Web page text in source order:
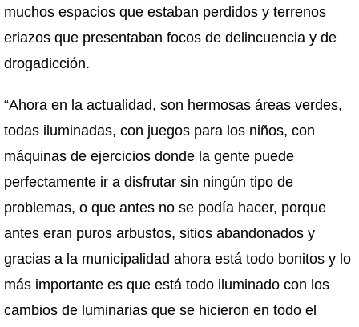
muchos espacios que estaban perdidos y terrenos
eriazos que presentaban focos de delincuencia y de
drogadicción.
“Ahora en la actualidad, son hermosas áreas verdes,
todas iluminadas, con juegos para los niños, con
máquinas de ejercicios donde la gente puede
perfectamente ir a disfrutar sin ningún tipo de
problemas, o que antes no se podía hacer, porque
antes eran puros arbustos, sitios abandonados y
gracias a la municipalidad ahora está todo bonitos y lo
más importante es que está todo iluminado con los
cambios de luminarias que se hicieron en todo el